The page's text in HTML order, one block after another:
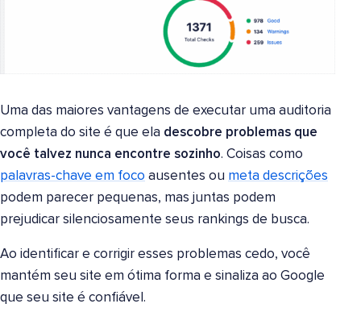
Uma das maiores vantagens de executar uma auditoria
completa do site é que ela descobre problemas que
você talvez nunca encontre sozinho. Coisas como
palavras-chave em foco ausentes ou meta descrições
podem parecer pequenas, mas juntas podem
prejudicar silenciosamente seus rankings de busca.
Ao identificar e corrigir esses problemas cedo, você
mantém seu site em ótima forma e sinaliza ao Google
que seu site é confiável.